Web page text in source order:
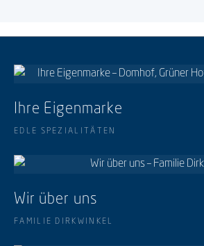
Ihre Eigenmarke
EDLE SPEZIALITÄTEN
Wir über uns
FAMILIE DIRKWINKEL